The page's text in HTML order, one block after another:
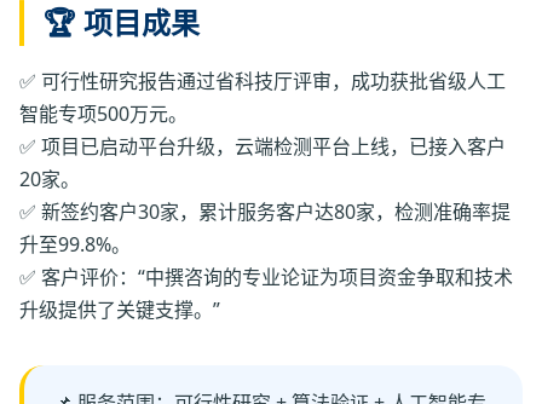
🏆 项目成果
✅ 可行性研究报告通过省科技厅评审，成功获批省级人工
智能专项500万元。
✅ 项目已启动平台升级，云端检测平台上线，已接入客户
20家。
✅ 新签约客户30家，累计服务客户达80家，检测准确率提
升至99.8%。
✅ 客户评价：“中撰咨询的专业论证为项目资金争取和技术
升级提供了关键支撑。”